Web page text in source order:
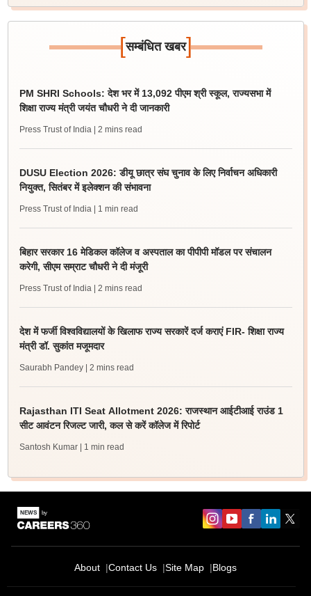
[सम्बंधित खबर]
PM SHRI Schools: देश भर में 13,092 पीएम श्री स्कूल, राज्यसभा में
शिक्षा राज्य मंत्री जयंत चौधरी ने दी जानकारी
Press Trust of India | 2 mins read
DUSU Election 2026: डीयू छात्र संघ चुनाव के लिए निर्वाचन अधिकारी
नियुक्त, सितंबर में इलेक्शन की संभावना
Press Trust of India | 1 min read
बिहार सरकार 16 मेडिकल कॉलेज व अस्पताल का पीपीपी मॉडल पर संचालन
करेगी, सीएम सम्राट चौधरी ने दी मंजूरी
Press Trust of India | 2 mins read
देश में फर्जी विश्वविद्यालयों के खिलाफ राज्य सरकारें दर्ज कराएं FIR- शिक्षा राज्य
मंत्री डॉ. सुकांत मजूमदार
Saurabh Pandey | 2 mins read
Rajasthan ITI Seat Allotment 2026: राजस्थान आईटीआई राउंड 1
सीट आवंटन रिजल्ट जारी, कल से करें कॉलेज में रिपोर्ट
Santosh Kumar | 1 min read
About Contact Us Site Map Blogs